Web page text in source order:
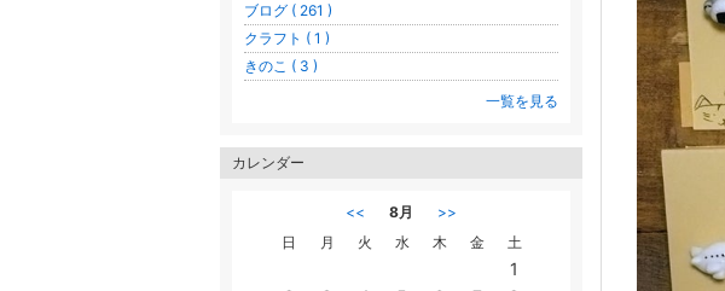
ブログ ( 261 )
クラフト ( 1 )
きのこ ( 3 )
一覧を見る
カレンダー
<< 8月
>>
日
月 火 水 木 金 土
1